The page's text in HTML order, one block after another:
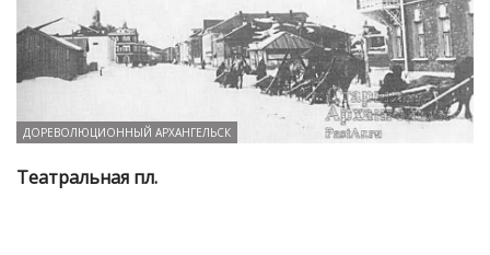
ДОРЕВОЛЮЦИОННЫЙ АРХАНГЕЛЬСК
Театральная пл.